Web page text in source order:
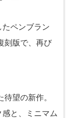
ペンブラン
刻版で、再び
望の新作。
と、ミニマム